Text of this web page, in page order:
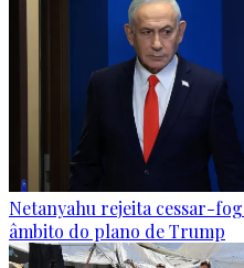
Netanyahu rejeita cessar-
âmbito do plano de Trump